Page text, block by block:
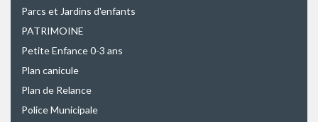
Parcs et Jardins d'enfants
PATRIMOINE
Petite Enfance 0-3 ans
Plan canicule
Plan de Relance
Police Municipale